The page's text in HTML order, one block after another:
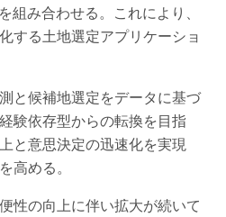
組み合わせる。これにより、
する土地選定アプリケーショ
と候補地選定をデータに基づ
験依存型からの転換を目指
と意思決定の迅速化を実現
高める。
性の向上に伴い拡大が続いて